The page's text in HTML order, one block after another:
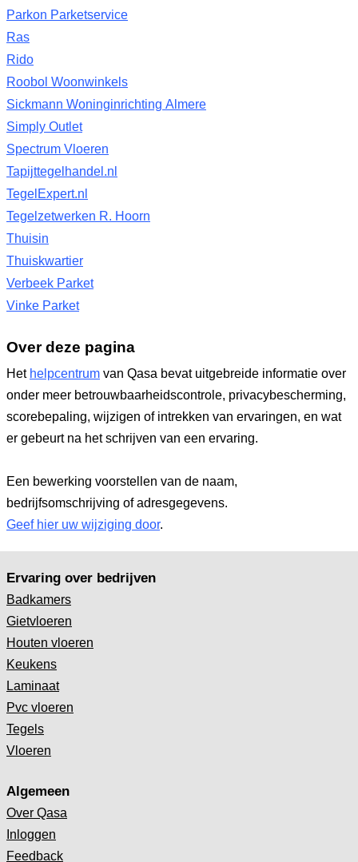
Parkon Parketservice
Ras
Rido
Roobol Woonwinkels
Sickmann Woninginrichting Almere
Simply Outlet
Spectrum Vloeren
Tapijttegelhandel.nl
TegelExpert.nl
Tegelzetwerken R. Hoorn
Thuisin
Thuiskwartier
Verbeek Parket
Vinke Parket
Over deze pagina
Het helpcentrum van Qasa bevat uitgebreide informatie over
onder meer betrouwbaarheidscontrole, privacybescherming,
scorebepaling, wijzigen of intrekken van ervaringen, en wat
er gebeurt na het schrijven van een ervaring.
Een bewerking voorstellen van de naam,
bedrijfsomschrijving of adresgegevens.
Geef hier uw wijziging door.
Ervaring over bedrijven
Badkamers
Gietvloeren
Houten vloeren
Keukens
Laminaat
Pvc vloeren
Tegels
Vloeren
Algemeen
Over Qasa
Inloggen
Feedback